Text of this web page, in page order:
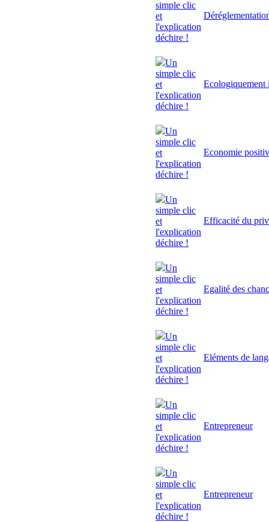
simple clic
et
l'explication
déchire !
Un
simple clic
et
l'explication
déchire !
Ecologiquement
Un
simple clic
et
l'explication
déchire !
Economie
Un
simple clic
et
l'explication
déchire !
Efficacité du
Un
simple clic
et
l'explication
déchire !
Egalité des
Un
simple clic
et
l'explication
déchire !
Eléments de
Un
simple clic
et
l'explication
déchire !
Entrepreneur
Un
simple clic
et
l'explication
déchire !
Entrepreneur